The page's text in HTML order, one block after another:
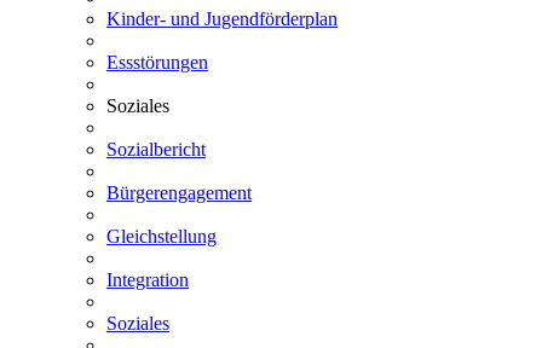
Kinder- und Jugendförderplan
Essstörungen
Soziales
Sozialbericht
Bürgerengagement
Gleichstellung
Integration
Soziales